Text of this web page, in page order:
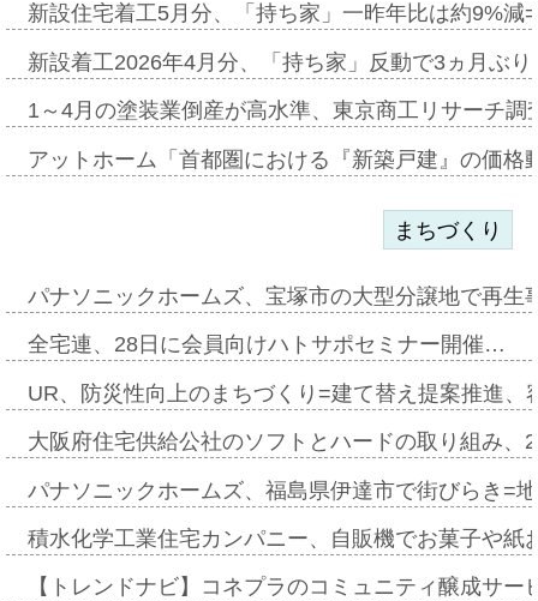
新設住宅着工5月分、「持ち家」一昨年比は約9%
新設着工2026年4月分、「持ち家」反動で3ヵ月ぶ
1～4月の塗装業倒産が高水準、東京商工リサーチ
アットホーム「首都圏における『新築戸建』の価
まちづくり
パナソニックホームズ、宝塚市の大型分譲地で再
全宅連、28日に会員向けハトサポセミナー開催…
UR、防災性向上のまちづくり=建て替え提案推進
大阪府住宅供給公社のソフトとハードの取り組み
パナソニックホームズ、福島県伊達市で街びらき=
積水化学工業住宅カンパニー、自販機でお菓子や
【トレンドナビ】コネプラのコミュニティ醸成サ